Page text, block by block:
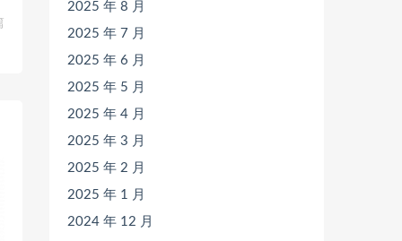
2025 年 8 月
2025 年 7 月
2025 年 6 月
2025 年 5 月
2025 年 4 月
2025 年 3 月
2025 年 2 月
2025 年 1 月
2024 年 12 月